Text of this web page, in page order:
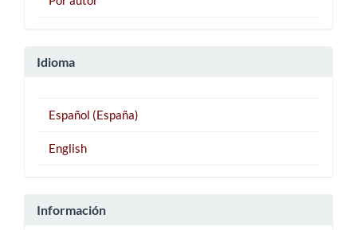
Idioma
Español (España)
English
Información